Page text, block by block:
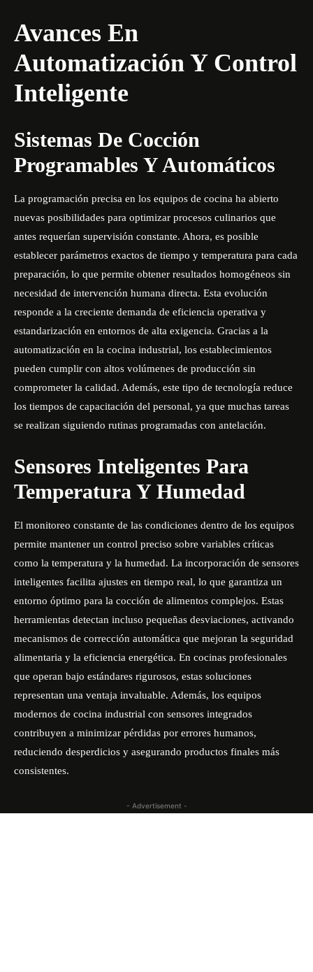
Avances En
Automatización Y Control
Inteligente
Sistemas De Cocción
Programables Y Automáticos
La programación precisa en los equipos de cocina ha abierto
nuevas posibilidades para optimizar procesos culinarios que
antes requerían supervisión constante. Ahora, es posible
establecer parámetros exactos de tiempo y temperatura para cada
preparación, lo que permite obtener resultados homogéneos sin
necesidad de intervención humana directa. Esta evolución
responde a la creciente demanda de eficiencia operativa y
estandarización en entornos de alta exigencia. Gracias a la
automatización en la cocina industrial, los establecimientos
pueden cumplir con altos volúmenes de producción sin
comprometer la calidad. Además, este tipo de tecnología reduce
los tiempos de capacitación del personal, ya que muchas tareas
se realizan siguiendo rutinas programadas con antelación.
Sensores Inteligentes Para
Temperatura Y Humedad
El monitoreo constante de las condiciones dentro de los equipos
permite mantener un control preciso sobre variables críticas
como la temperatura y la humedad. La incorporación de sensores
inteligentes facilita ajustes en tiempo real, lo que garantiza un
entorno óptimo para la cocción de alimentos complejos. Estas
herramientas detectan incluso pequeñas desviaciones, activando
mecanismos de corrección automática que mejoran la seguridad
alimentaria y la eficiencia energética. En cocinas profesionales
que operan bajo estándares rigurosos, estas soluciones
representan una ventaja invaluable. Además, los equipos
modernos de cocina industrial con sensores integrados
contribuyen a minimizar pérdidas por errores humanos,
reduciendo desperdicios y asegurando productos finales más
consistentes.
- Advertisement -